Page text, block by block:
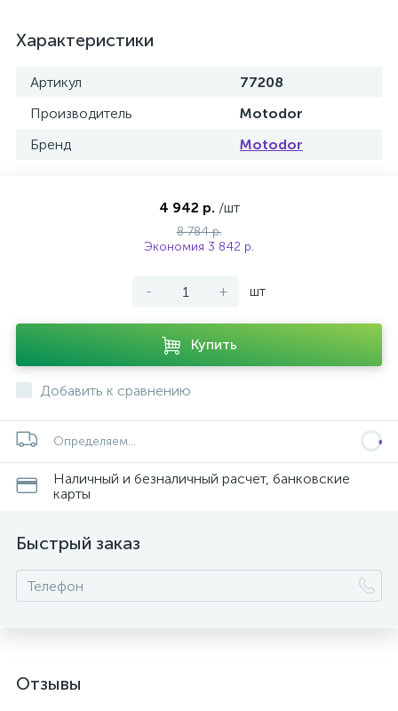
Характеристики
Артикул
77208
Производитель
Motodor
Бренд
Motodor
4 942 р. /шт
8 784 р.
Экономия 3 842 р.
- + шт
Купить
Добавить к сравнению
Определяем...
Наличный и безналичный расчет, банковские
карты
Быстрый заказ
Отзывы